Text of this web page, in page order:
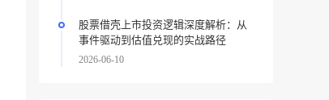
股票借壳上市投资逻辑深度解析：从
事件驱动到估值兑现的实战路径
2026-06-10